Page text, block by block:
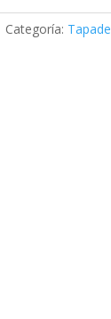
Categoría: